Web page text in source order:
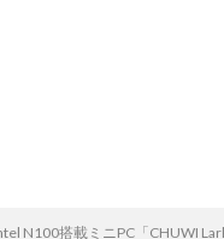
N100搭載ミニPC「CHUWI